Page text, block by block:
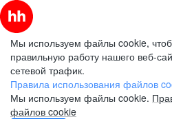
Мы используем файлы cookie,
правильную работу нашего веб-
сетевой трафик.
Правила использования файлов
Мы используем файлы cookie.
файлов cookie